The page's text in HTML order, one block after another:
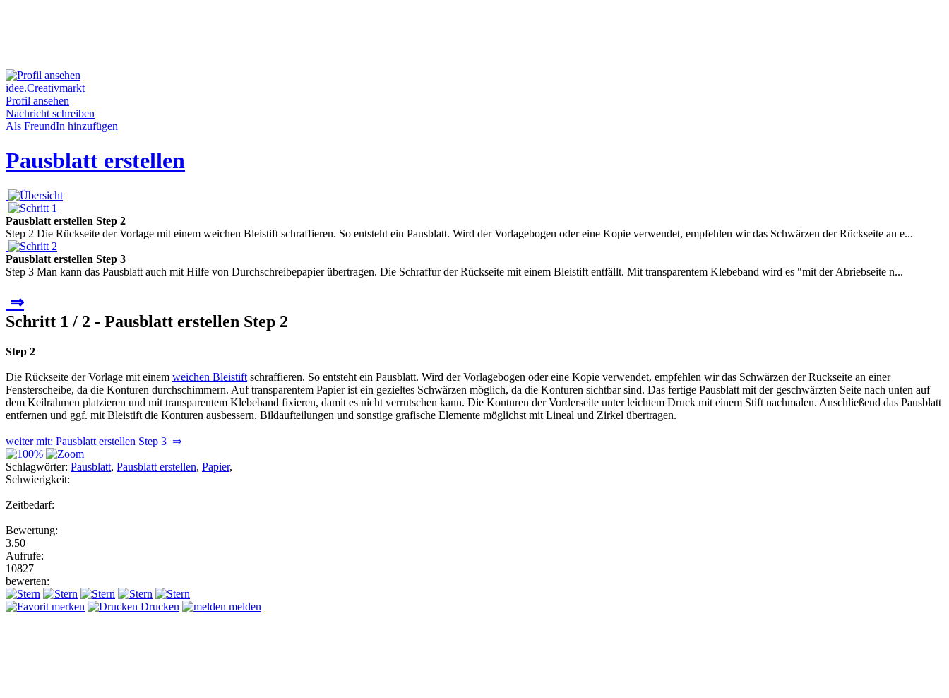
idee.Creativmarkt
Profil ansehen
Nachricht schreiben
Als FreundIn hinzufügen
Pausblatt erstellen
Pausblatt erstellen Step 2
Step 2 Die Rückseite der Vorlage mit einem weichen Bleistift schraffieren. So entsteht ein Pausblatt. Wird der Vorlagebogen oder eine Kopie verwendet, empfehlen wir das Schwärzen der Rückseite an e...
Pausblatt erstellen Step 3
Step 3 Man kann das Pausblatt auch mit Hilfe von Durchschreibepapier übertragen. Die Schraffur der Rückseite mit einem Bleistift entfällt. Mit transparentem Klebeband wird es "mit der Abriebseite n...
⇒
Schritt 1 / 2 - Pausblatt erstellen Step 2
Step 2
Die Rückseite der Vorlage mit einem weichen Bleistift schraffieren. So entsteht ein Pausblatt. Wird der Vorlagebogen oder eine Kopie verwendet, empfehlen wir das Schwärzen der Rückseite an einer
Fensterscheibe, da die Konturen durchschimmern. Auf transparentem Papier ist ein gezieltes Schwärzen möglich, da die Konturen sichtbar sind. Das fertige Pausblatt mit der geschwärzten Seite nach unten auf
dem Keilrahmen platzieren und mit transparentem Klebeband fixieren, damit es nicht verrutschen kann. Die Konturen der Vorderseite unter leichtem Druck mit einem Stift nachmalen. Anschließend das Pausblatt
entfernen und ggf. mit Bleistift die Konturen ausbessern. Bildaufteilungen und sonstige grafische Elemente möglichst mit Lineal und Zirkel übertragen.
weiter mit: Pausblatt erstellen Step 3 ⇒
Schlagwörter: Pausblatt, Pausblatt erstellen, Papier,
Schwierigkeit:
Zeitbedarf:
Bewertung:
3.50
Aufrufe:
10827
bewerten:
merken Drucken melden